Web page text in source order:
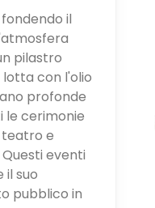
il
pilastro
lotta con l'olio
profonde
le cerimonie
teatro e
eventi
il suo
pubblico in